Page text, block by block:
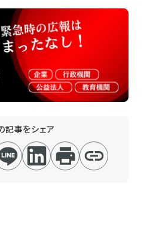
記事をシェア